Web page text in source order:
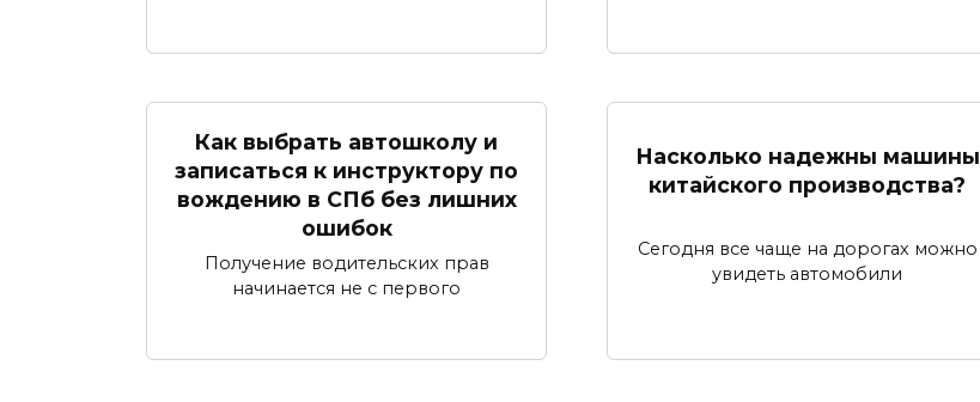
Как выбрать автошколу и
записаться к инструктору по
вождению в СПб без лишних
ошибок
Получение водительских прав
начинается не с первого
Насколько надежны машины
китайского производства?
Сегодня все чаще на дорогах можно
увидеть автомобили